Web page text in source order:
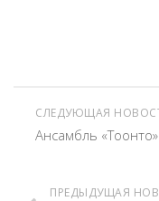
СЛЕДУЮЩАЯ
Ансамбль
ПРЕДЫДУЩАЯ